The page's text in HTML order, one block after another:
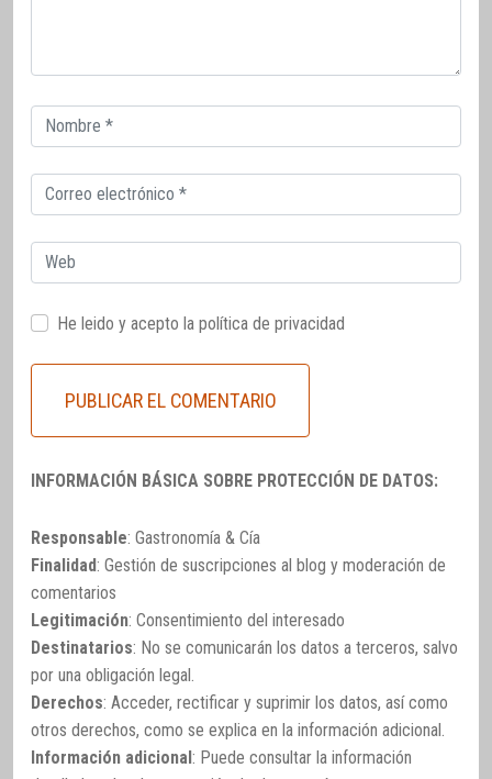
Correo
electrónico
Correo
electrónico
Web
He leido y acepto la política de privacidad
INFORMACIÓN BÁSICA SOBRE PROTECCIÓN DE DATOS:
Responsable: Gastronomía & Cía
Finalidad: Gestión de suscripciones al blog y moderación de
comentarios
Legitimación: Consentimiento del interesado
Destinatarios: No se comunicarán los datos a terceros, salvo
por una obligación legal.
Derechos: Acceder, rectificar y suprimir los datos, así como
otros derechos, como se explica en la información adicional.
Información adicional : Puede consultar la información